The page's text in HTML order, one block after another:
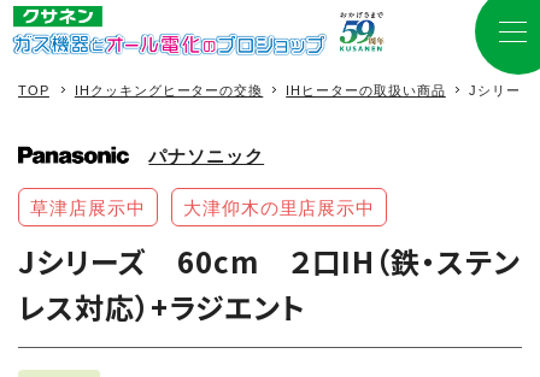
TOP IHクッキングヒーターの交換 IHヒーターの取扱い商品 Jシリー
パナソニック
草津店展示中 大津仰木の里店展示中
Jシリーズ 60cm ２口IH（鉄・ステン
レス対応）+ラジエント